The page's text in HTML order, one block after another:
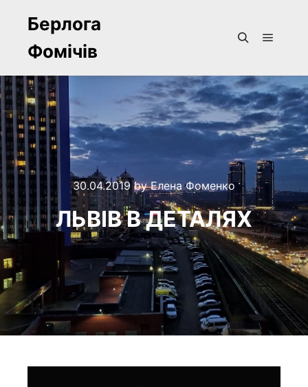
Берлога
Фомічів
30.04.2019byЕлена Фоменко
ЛЬВІВ В ДЕТАЛЯХ